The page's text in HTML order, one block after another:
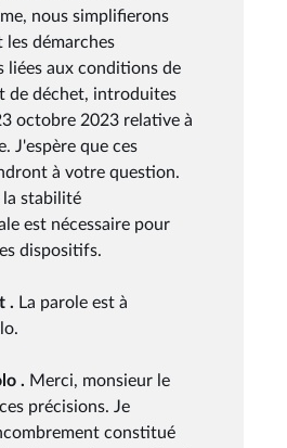
nous simplifierons
les démarches
liées aux conditions de
de déchet, introduites
octobre 2023 relative à
J'espère que ces
à votre question.
la stabilité
est nécessaire pour
dispositifs.
. La parole est à
. Merci, monsieur le
précisions. Je
constitué